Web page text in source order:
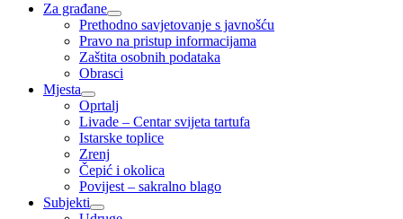
Za građane
Prethodno savjetovanje s javnošću
Pravo na pristup informacijama
Zaštita osobnih podataka
Obrasci
Mjesta
Oprtalj
Livade – Centar svijeta tartufa
Istarske toplice
Zrenj
Čepić i okolica
Povijest – sakralno blago
Subjekti